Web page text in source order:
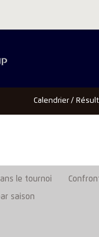
Calendrier /
le tournoi
saison